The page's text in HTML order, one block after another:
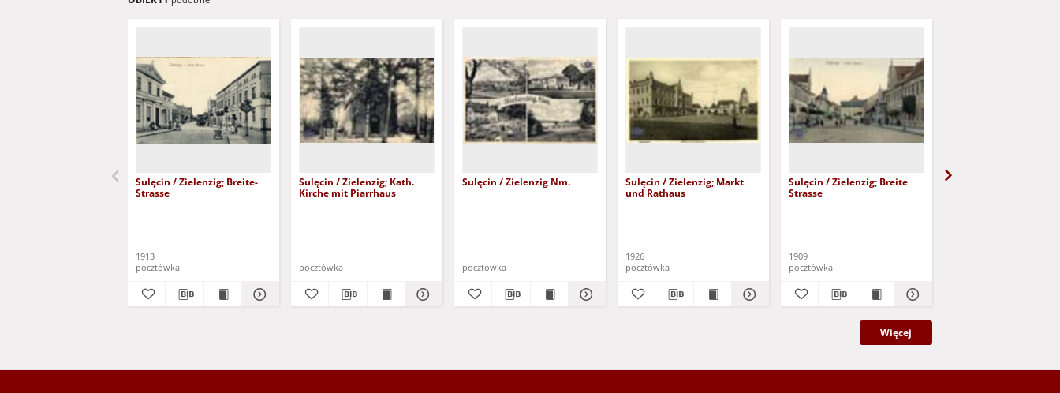
Sulęcin / Zielenzig; Breite-
Strasse
1913
pocztówka
Sulęcin / Zielenzig; Kath.
Kirche mit Piarrhaus
pocztówka
Sulęcin / Zielenzig Nm.
pocztówka
Sulęcin / Zielenzig; Markt
und Rathaus
1926
pocztówka
Sulęcin / Zielenzig; Breite
Strasse
1909
pocztówka
Więcej